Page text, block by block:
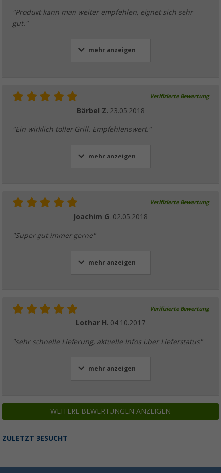
"Produkt kann man weiter empfehlen, eignet sich sehr
gut."
mehr anzeigen
Verifizierte Bewertung
Bärbel Z. 23.05.2018
"Ein wirklich toller Grill. Empfehlenswert."
mehr anzeigen
Verifizierte Bewertung
Joachim G. 02.05.2018
"Super gut immer gerne"
mehr anzeigen
Verifizierte Bewertung
Lothar H. 04.10.2017
"sehr schnelle Lieferung, aktuelle Infos über Lieferstatus"
mehr anzeigen
WEITERE BEWERTUNGEN ANZEIGEN
ZULETZT BESUCHT